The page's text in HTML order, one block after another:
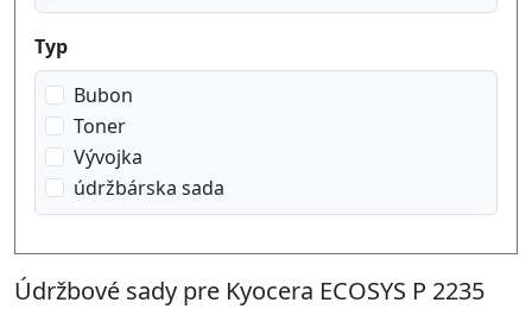
Typ
Bubon
Toner
Vývojka
údržbárska sada
Údržbové sady pre Kyocera ECOSYS P 2235